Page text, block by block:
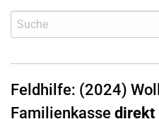
Feldhilfe: (2024)
Familienkasse direkt